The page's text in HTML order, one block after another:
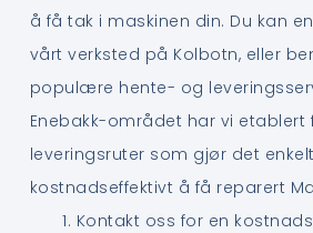
å få tak i maskinen din. Du kan
vårt verksted på Kolbotn, eller
populære hente- og
Enebakk-området har vi
leveringsruter som gjør det
kostnadseffektivt å få reparert
Kontakt oss for en